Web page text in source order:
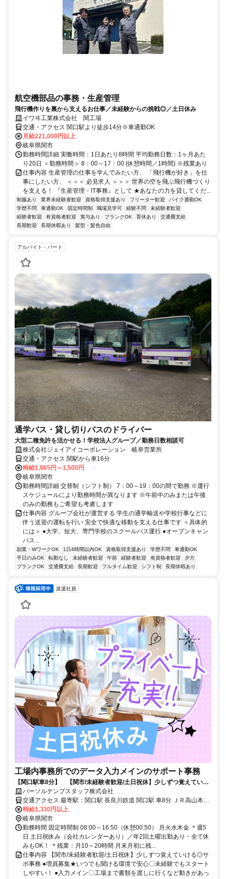
航空機部品の事務・生産管理
飛行機作りを裏から支えるお仕事／未経験からの挑戦◎／土日休み
イワヰ工業株式会社 関工場
交通・アクセス 関口駅より徒歩14分※車通勤OK
月給221,000円以上
岐阜県関市
勤務時間詳細 実働時間：1日あたり8時間 平均勤務日数：1ヶ月あた
り20日 ＜勤務時間＞ 8：00～17：00 (休憩時間／1時間) ※残業あり
仕事内容 生産管理の仕事を学んでみたい方、 「飛行機が好き」を仕
事にしたい方、 ＜＜＜ 必見求人 ＞＞＞ 世界の空を飛ぶ飛行機づくり
を支える！ 『生産管理・IT事務』として ★あなたの力を貸してくだ...
制服あり 業界未経験者歓迎 資格取得支援あり フリーター歓迎
バイク通勤OK
学歴不問
車通勤OK 固定時間制 職場見学可 経験不問
未経験者歓迎
経験者歓迎
有資格者歓迎 賞与あり ブランクOK 育休あり
交通費支給
長期歓迎
長期休暇あり 髪型・髪色自由
アルバイト・パート
通学バス・貸し切りバスのドライバー
大型二種免許を活かせる！学校法人グループ／勤務日数相談可
株式会社ジェイアイコーポレーション 岐阜営業所
交通・アクセス 関駅から車16分
時給1,065円～1,500円
岐阜県関市
勤務時間詳細 交替制（シフト制） 7：00～19：00の間で勤務 ※運行
スケジュールにより勤務時間が異なります ※午前中のみまたは午後
のみの勤務もご希望も考慮します
仕事内容 グループ会社が運営する 学生の通学輸送や学校行事などに
伴う送迎の運転を行い 安全で快適な移動を支える仕事です ＜具体的
には＞ ●大学、短大、専門学校のスクールバス運行 ●オープンキャン
パス...
副業・WワークOK 1日4時間以内OK 資格取得支援あり 学歴不問
車通勤OK
平日のみOK
転勤なし 未経験者歓迎 午前 経験者歓迎 有資格者歓迎
夕方
ブランクOK
交通費支給 長期歓迎 フルタイム歓迎 シフト制 長期休暇あり
派遣社員
工場内事務所でのデータ入力メインのサポート事務
【関口駅車8分】 【関市/未経験者歓迎/土日祝休】少しずつ覚えていけ
る〇サポ事務
パーソルテンプスタッフ株式会社
交通アクセス 最寄駅：関口駅 長良川鉄道 関口駅 車8分 ＪＲ高山本線
(岐阜－猪谷) 鵜沼駅 車16分 車通勤可能 敷地内に無料駐車場がありま
す
時給1,330円以上
岐阜県関市
勤務時間 固定時間制 08:00～16:50（休憩00:50） 月火水木金 ＊週5
日 土日祝休み（会社カレンダーあり）／年2回土曜出勤あり・全て休
みもOK！ ＊残業：月10～20時間 月末月初に残...
仕事内容 【関市/未経験者歓迎/土日祝休】少しずつ覚えていける◎サ
ポ事務 ●増員募集★いつでも聞ける環境で安心〇未経験でもスタート
しやすい！ ●入力メイン〇工場まで書類を渡しに行くなど動きがあっ